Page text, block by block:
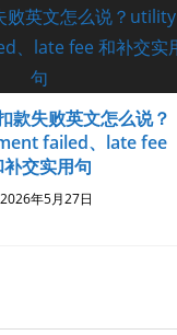
款失败英文怎么说？
failed、late fee
补交实用句
2026年5月27日